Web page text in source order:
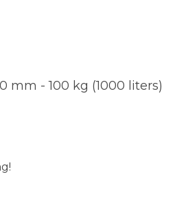
mm - 100 kg (1000 liters)